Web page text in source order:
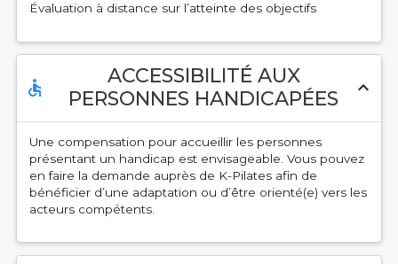
Évaluation à distance sur l’atteinte des objectifs
accessible
ACCESSIBILITÉ AUX
PERSONNES HANDICAPÉES
expand_less
Une compensation pour accueillir les personnes
présentant un handicap est envisageable. Vous pouvez
en faire la demande auprès de K-Pilates afin de
bénéficier d’une adaptation ou d’être orienté(e) vers les
acteurs compétents.